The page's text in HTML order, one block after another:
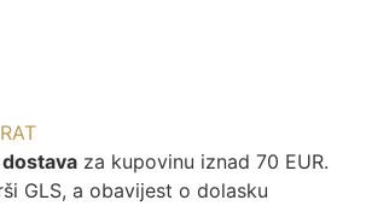
za kupovinu iznad 70 EUR.
GLS, a obavijest o dolasku